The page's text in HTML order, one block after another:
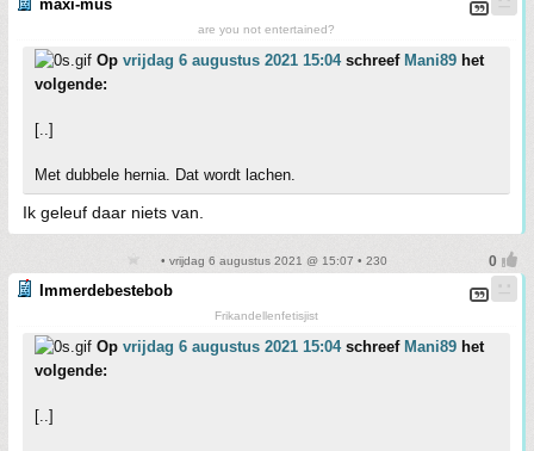
maxi-mus
are you not entertained?
Op vrijdag 6 augustus 2021 15:04schreef Mani89 het
volgende:
[..]
Met dubbele hernia. Dat wordt lachen.
Ik geleuf daar niets van.
• vrijdag 6 augustus 2021 @ 15:07 • 230
Immerdebestebob
Frikandellenfetisjist
Op vrijdag 6 augustus 2021 15:04schreef Mani89 het
volgende:
[..]